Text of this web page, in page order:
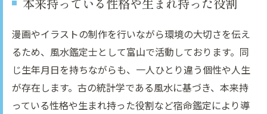
漫画やイラストの制作を行いながら環境の大切さを伝え
るため、風水鑑定士として富山で活動しております。同
じ生年月日を持ちながらも、一人ひとり違う個性や人生
が存在します。古の統計学である風水に基づき、本来持
っている性格や生まれ持った役割など宿命鑑定により導